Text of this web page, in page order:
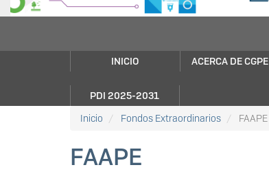
NAVEGACIÓN
INICIO ACERCA DE CGPE
PDI 2025-2031
Inicio
Fondos Extraordinarios FAAPE
FAAPE